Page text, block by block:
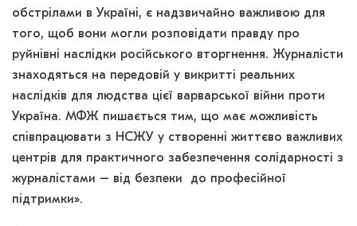
обстрілами в Україні, є надзвичайно важливою для
того, щоб вони могли розповідати правду про
руйнівні наслідки російського вторгнення. Журналісти
знаходяться на передовій у викритті реальних
наслідків для людства цієї варварської війни проти
Україна. МФЖ пишається тим, що має можливість
співпрацювати з НСЖУ у створенні життєво важливих
центрів для практичного забезпечення солідарності з
журналістами – від безпеки до професійної
підтримки».